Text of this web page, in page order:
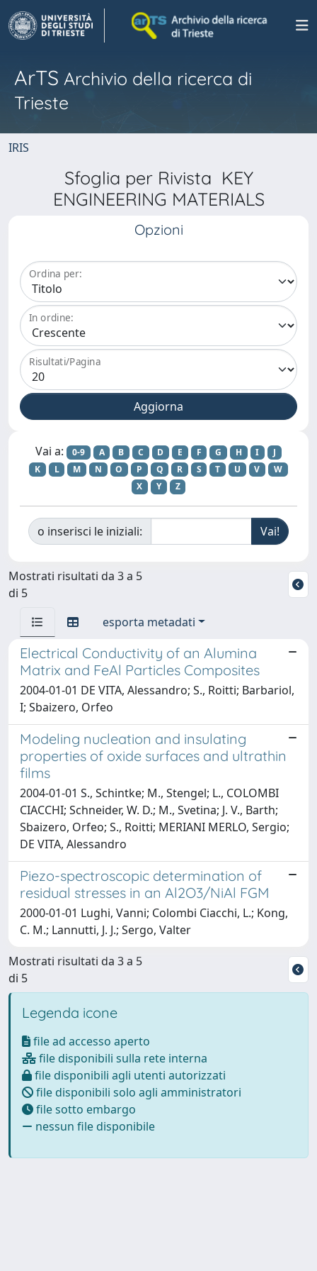
ArTS Archivio della ricerca di
Trieste
IRIS
Sfoglia per Rivista KEY
ENGINEERING MATERIALS
Opzioni
Ordina per:
In ordine:
Risultati/Pagina
Vai a: 0-9 A B C D E F G H I
J
K
L M N O P Q R S T U V
W
X
Y Z
o inserisci le iniziali:
Mostrati risultati da 3 a 5
di 5
esporta metadati
Electrical Conductivity of an Alumina
Matrix and FeAl Particles Composites
2004-01-01 DE VITA, Alessandro; S., Roitti; Barbariol,
I; Sbaizero, Orfeo
Modeling nucleation and insulating
properties of oxide surfaces and ultrathin
films
2004-01-01 S., Schintke; M., Stengel; L., COLOMBI
CIACCHI; Schneider, W. D.; M., Svetina; J. V., Barth;
Sbaizero, Orfeo; S., Roitti; MERIANI MERLO, Sergio;
DE VITA, Alessandro
Piezo-spectroscopic determination of
residual stresses in an Al2O3/NiAl FGM
2000-01-01 Lughi, Vanni; Colombi Ciacchi, L.; Kong,
C. M.; Lannutti, J. J.; Sergo, Valter
Mostrati risultati da 3 a 5
di 5
Legenda icone
file ad accesso aperto
file disponibili sulla rete interna
file disponibili agli utenti autorizzati
file disponibili solo agli amministratori
file sotto embargo
nessun file disponibile